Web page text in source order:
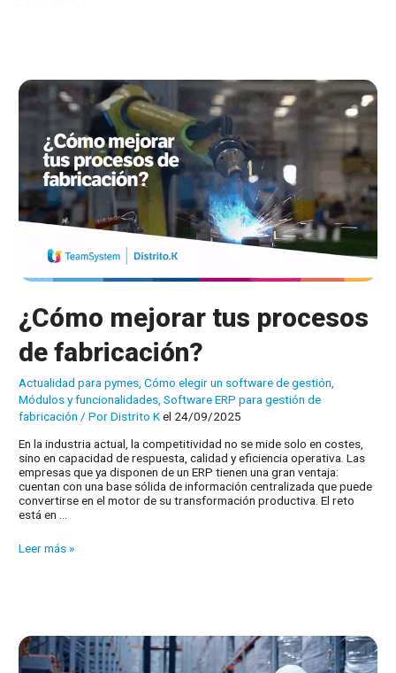
gestión
empresarial
¿Cómo mejorar tus procesos
de fabricación?
Actualidad para pymes ,Cómo elegir un software de gestión
Módulos y funcionalidades ,Software ERP para gestión de
fabricación / PorDistrito Kel 24/09/2025
En la industria actual, la competitividad no se mide solo en costes,
sino en capacidad de respuesta, calidad y eficiencia operativa. Las
empresas que ya disponen de un ERP tienen una gran ventaja:
cuentan con una base sólida de información centralizada que puede
convertirse en el motor de su transformación productiva. El reto
está en …
¿Cómo
Leer más »